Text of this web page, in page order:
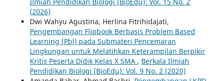
(2026)
Dwi Wahyu Agustina, Herlina Fitrihidajati,
Pengembangan Flipbook Berbasis Problem Based
Learning (Pbl) pada Submateri Pencemaran
Lingkungan untuk Melatihkan Keterampilan Berpikir
Kritis Peserta Didik Kelas X SMA , Berkala Ilmiah
Pendidikan Biologi (BioEdu): Vol. 9 No. 2 (2020)